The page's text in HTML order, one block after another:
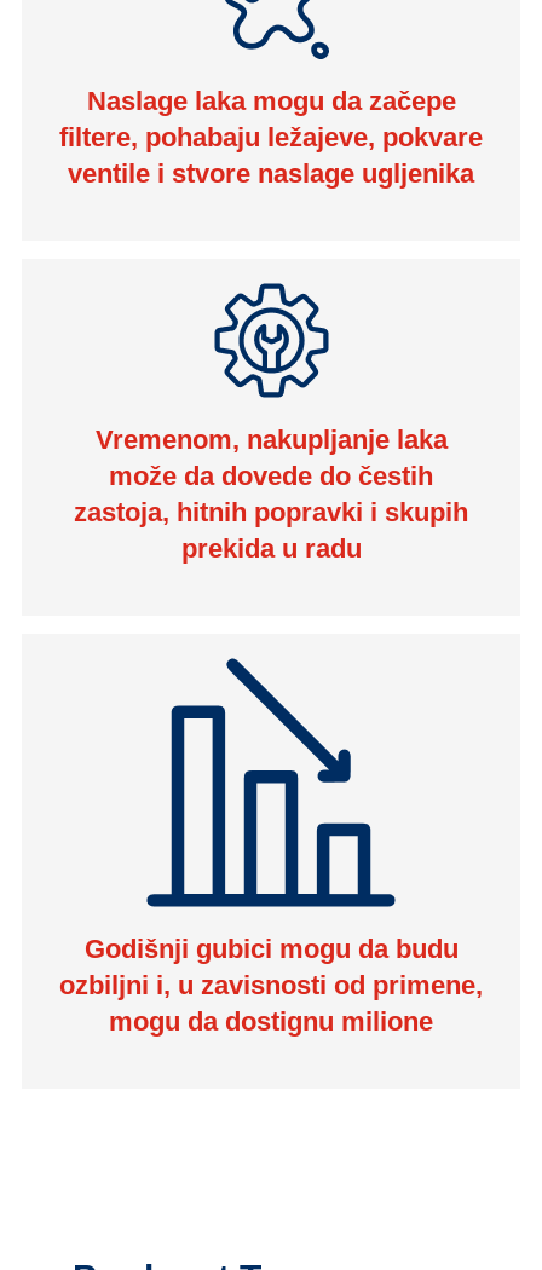
Naslage laka mogu da začepе
filtere, pohabaju ležajeve, pokvare
ventile i stvore naslage ugljenika
Vremenom, nakupljanje laka
može da dovede do čestih
zastoja, hitnih popravki i skupih
prekida u radu
Godišnji gubici mogu da budu
ozbiljni i, u zavisnosti od primene,
mogu da dostignu milione